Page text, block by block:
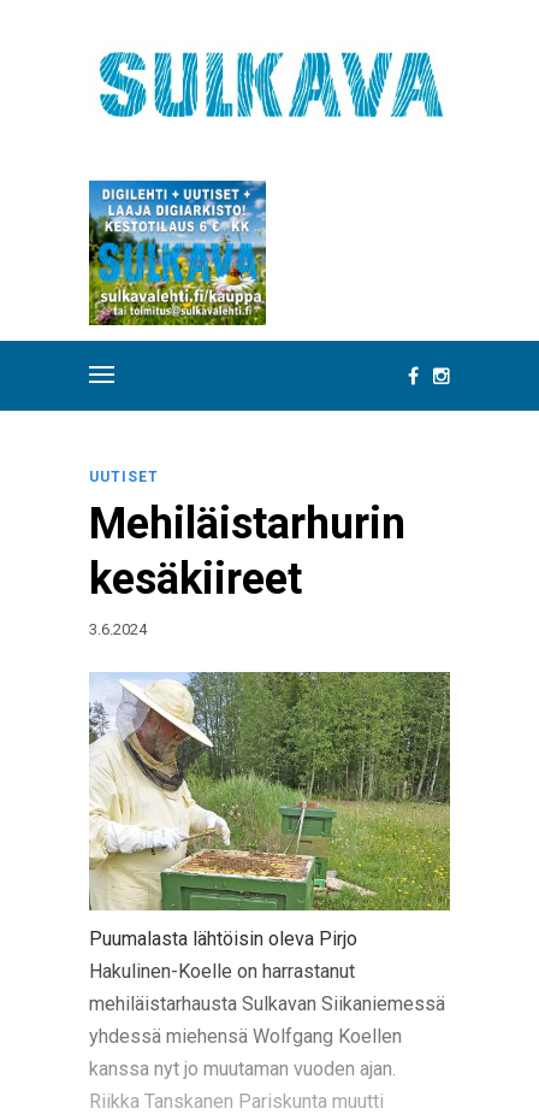
UUTISET
Mehiläistarhurin
kesäkiireet
3.6.2024
Puumalasta lähtöisin oleva Pirjo
Hakulinen-Koelle on harrastanut
mehiläistarhausta Sulkavan Siikaniemessä
yhdessä miehensä Wolfgang Koellen
kanssa nyt jo muutaman vuoden ajan.
Riikka Tanskanen Pariskunta muutti